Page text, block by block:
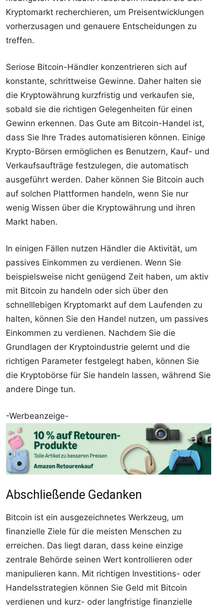
Kryptomarkt recherchieren, um Preisentwicklungen
vorherzusagen und genauere Entscheidungen zu
treffen.
Seriose Bitcoin-Händler konzentrieren sich auf
konstante, schrittweise Gewinne. Daher halten sie
die Kryptowährung kurzfristig und verkaufen sie,
sobald sie die richtigen Gelegenheiten für einen
Gewinn erkennen. Das Gute am Bitcoin-Handel ist,
dass Sie Ihre Trades automatisieren können. Einige
Krypto-Börsen ermöglichen es Benutzern, Kauf- und
Verkaufsaufträge festzulegen, die automatisch
ausgeführt werden. Daher können Sie Bitcoin auch
auf solchen Plattformen handeln, wenn Sie nur
wenig Wissen über die Kryptowährung und ihren
Markt haben.
In einigen Fällen nutzen Händler die Aktivität, um
passives Einkommen zu verdienen. Wenn Sie
beispielsweise nicht genügend Zeit haben, um aktiv
mit Bitcoin zu handeln oder sich über den
schnelllebigen Kryptomarkt auf dem Laufenden zu
halten, können Sie den Handel nutzen, um passives
Einkommen zu verdienen. Nachdem Sie die
Grundlagen der Kryptoindustrie gelernt und die
richtigen Parameter festgelegt haben, können Sie
die Kryptobörse für Sie handeln lassen, während Sie
andere Dinge tun.
-Werbeanzeige-
Abschließende Gedanken
Bitcoin ist ein ausgezeichnetes Werkzeug, um
finanzielle Ziele für die meisten Menschen zu
erreichen. Das liegt daran, dass keine einzige
zentrale Behörde seinen Wert kontrollieren oder
manipulieren kann. Mit richtigen Investitions- oder
Handelsstrategien können Sie Geld mit Bitcoin
verdienen und kurz- oder langfristige finanzielle